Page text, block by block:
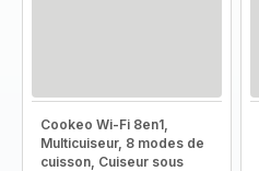
Cookeo Wi-Fi 8en1,
Multicuiseur, 8 modes de
cuisson, Cuiseur sous